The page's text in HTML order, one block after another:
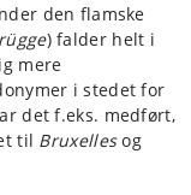
den flamske
) falder helt i
mere
i stedet for
det f.eks. medført,
til Bruxellesog